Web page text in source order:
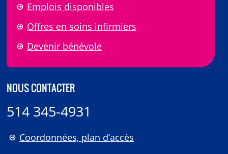
Emplois disponibles
Offres en soins infirmiers
Devenir bénévole
NOUS CONTACTER
514 345-4931
Coordonnées, plan d’accès